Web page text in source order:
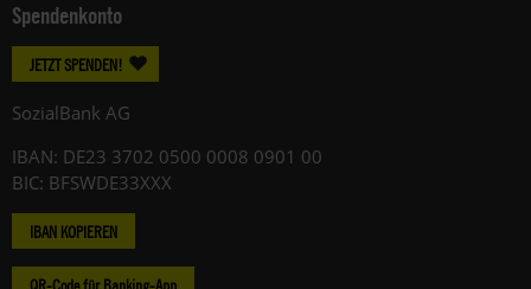
Spendenkonto
JETZT SPENDEN!
SozialBank AG
IBAN: DE23 3702 0500 0008 0901 00
BIC: BFSWDE33XXX
IBAN KOPIEREN
QR-Code für Banking-App